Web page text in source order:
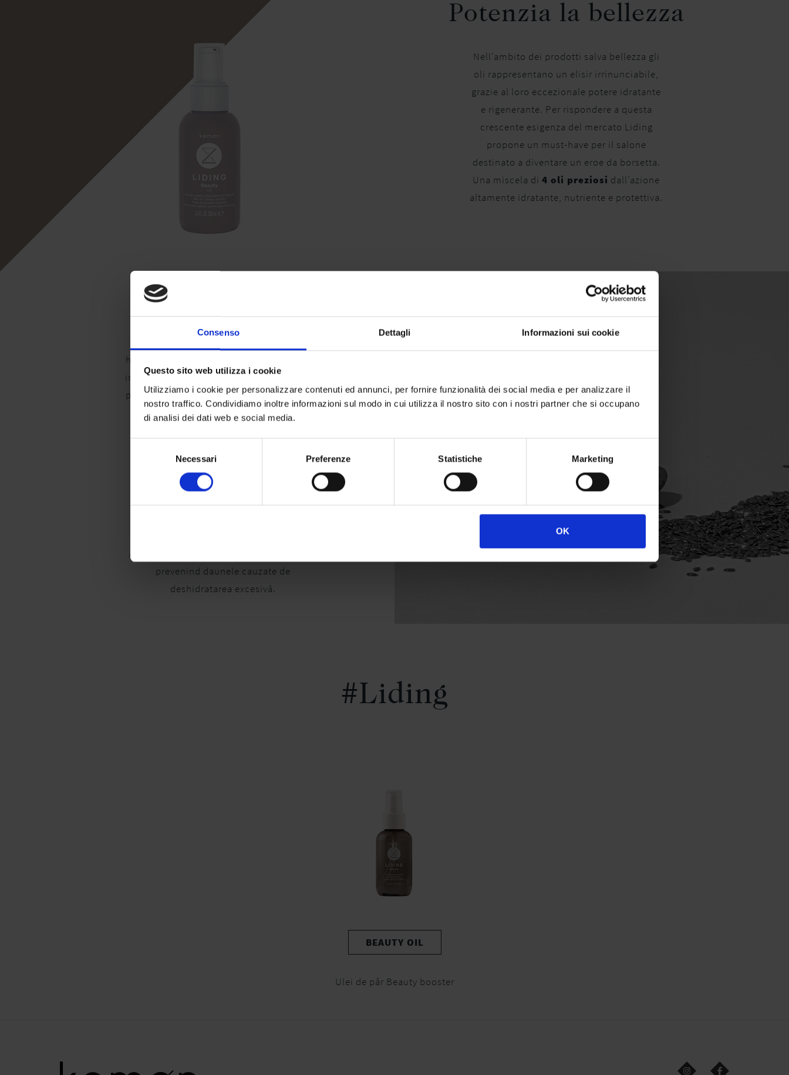
Consenso Dettagli Informazioni sui cookie
Questo sito web utilizza i cookie
Utilizziamo i cookie per personalizzare contenuti ed annunci, per fornire funzionalità dei social media e per analizzare il
nostro traffico. Condividiamo inoltre informazioni sul modo in cui utilizza il nostro sito con i nostri partner che si occupano
di analisi dei dati web e social media.
Necessari Preferenze Statistiche Marketing
OK
Potenzia la bellezza
Nell’ambito dei prodotti salva bellezza gli
oli rappresentano un elisir irrinunciabile,
grazie al loro eccezionale potere idratante
e rigenerante. Per rispondere a questa
crescente esigenza del mercato Liding
propone un must-have per il salone
destinato a diventare un eroe da borsetta.
Una miscela di 4 oli preziosi dall’azione
altamente idratante, nutriente e protettiva.
hidratante. Foarte bogat în vitamina E, este
indicat pentru părul uscat sau fragil, pentru
proprietățile sale hidratante și protectoare.
îmbătrânire, hrănire și proprietățile
revitalizante, produsul oferă părului
Acestea au un efect protector și emolient,
prevenind daunele cauzate de
deshidratarea excesivă.
#Liding
BEAUTY OIL
Ulei de păr Beauty booster